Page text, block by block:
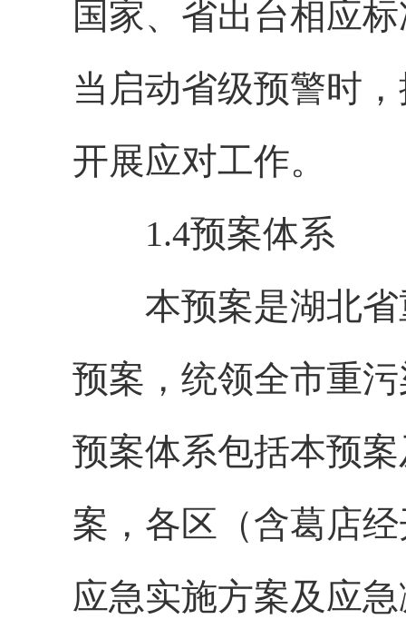
国家、省出台相应
当启动省级预警时
开展应对工作。
1.4预案体系
本预案是湖北省
预案，统领全市重
预案体系包括本预
案，各区（含葛店
应急实施方案及应